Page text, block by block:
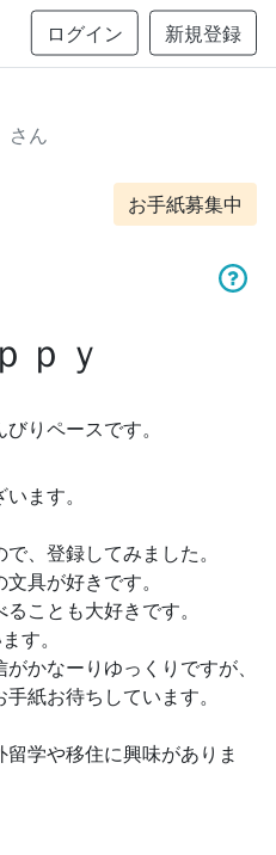
ログイン 新規登録
さん
お手紙募集中
ｐｙ
りペースです。
ます。
、登録してみました。
具が好きです。
ことも大好きです。
す。
かなーりゆっくりですが、
紙お待ちしています。
学や移住に興味がありま